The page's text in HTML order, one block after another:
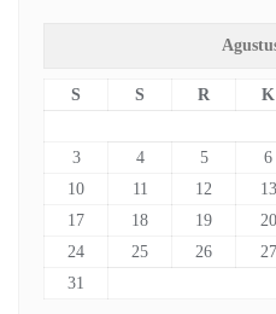
S S R K
3
4 5 6
10
11 12 13
17
18 19 20
24
25 26 27
31